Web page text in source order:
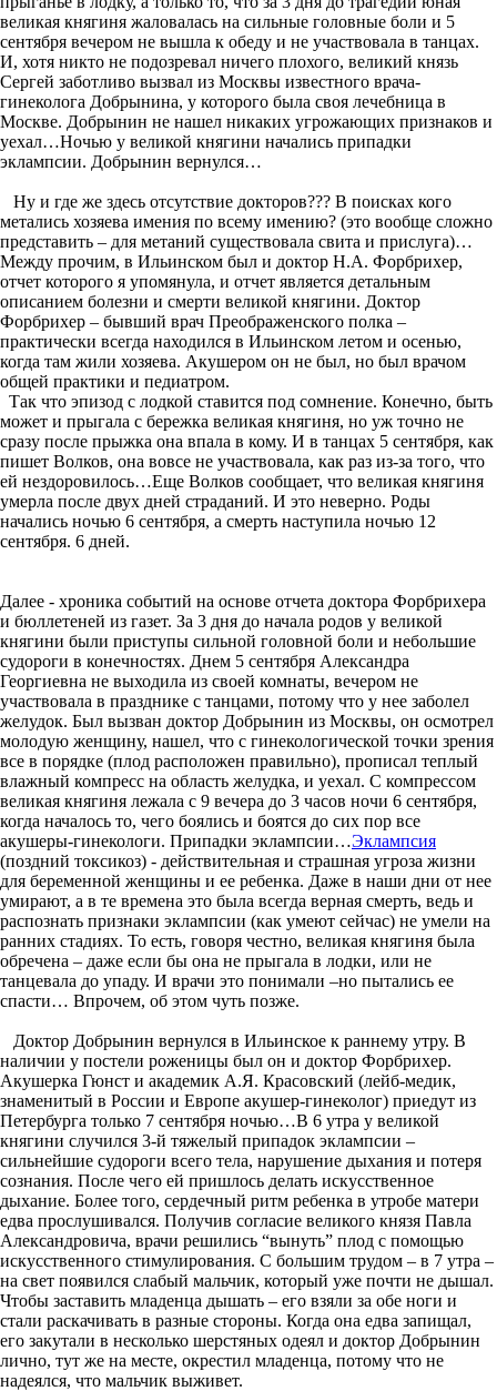
великая княгиня жаловалась на сильные головные боли и 5
сентября вечером не вышла к обеду и не участвовала в танцах.
И, хотя никто не подозревал ничего плохого, великий князь
Сергей заботливо вызвал из Москвы известного врача-
гинеколога Добрынина, у которого была своя лечебница в
Москве. Добрынин не нашел никаких угрожающих признаков и
уехал…Ночью у великой княгини начались припадки
эклампсии. Добрынин вернулся…
Ну и где же здесь отсутствие докторов??? В поисках кого
метались хозяева имения по всему имению? (это вообще сложно
представить – для метаний существовала свита и прислуга)…
Между прочим, в Ильинском был и доктор Н.А. Форбрихер,
отчет которого я упомянула, и отчет является детальным
описанием болезни и смерти великой княгини. Доктор
Форбрихер – бывший врач Преображенского полка –
практически всегда находился в Ильинском летом и осенью,
когда там жили хозяева. Акушером он не был, но был врачом
общей практики и педиатром.
Так что эпизод с лодкой ставится под сомнение. Конечно, быть
может и прыгала с бережка великая княгиня, но уж точно не
сразу после прыжка она впала в кому. И в танцах 5 сентября, как
пишет Волков, она вовсе не участвовала, как раз из-за того, что
ей нездоровилось…Еще Волков сообщает, что великая княгиня
умерла после двух дней страданий. И это неверно. Роды
начались ночью 6 сентября, а смерть наступила ночью 12
сентября. 6 дней.
Далее - хроника событий на основе отчета доктора Форбрихера
и бюллетеней из газет. За 3 дня до начала родов у великой
княгини были приступы сильной головной боли и небольшие
судороги в конечностях. Днем 5 сентября Александра
Георгиевна не выходила из своей комнаты, вечером не
участвовала в празднике с танцами, потому что у нее заболел
желудок. Был вызван доктор Добрынин из Москвы, он осмотрел
молодую женщину, нашел, что с гинекологической точки зрения
все в порядке (плод расположен правильно), прописал теплый
влажный компресс на область желудка, и уехал. С компрессом
великая княгиня лежала с 9 вечера до 3 часов ночи 6 сентября,
когда началось то, чего боялись и боятся до сих пор все
акушеры-гинекологи. Припадки эклампсии…Эклампсия
(поздний токсикоз) - действительная и страшная угроза жизни
для беременной женщины и ее ребенка. Даже в наши дни от нее
умирают, а в те времена это была всегда верная смерть, ведь и
распознать признаки эклампсии (как умеют сейчас) не умели на
ранних стадиях. То есть, говоря честно, великая княгиня была
обречена – даже если бы она не прыгала в лодки, или не
танцевала до упаду. И врачи это понимали –но пытались ее
спасти… Впрочем, об этом чуть позже.
Доктор Добрынин вернулся в Ильинское к раннему утру. В
наличии у постели роженицы был он и доктор Форбрихер.
Акушерка Гюнст и академик А.Я. Красовский (лейб-медик,
знаменитый в России и Европе акушер-гинеколог) приедут из
Петербурга только 7 сентября ночью…В 6 утра у великой
княгини случился 3-й тяжелый припадок эклампсии –
сильнейшие судороги всего тела, нарушение дыхания и потеря
сознания. После чего ей пришлось делать искусственное
дыхание. Более того, сердечный ритм ребенка в утробе матери
едва прослушивался. Получив согласие великого князя Павла
Александровича, врачи решились “вынуть” плод с помощью
искусственного стимулирования. С большим трудом – в 7 утра –
на свет появился слабый мальчик, который уже почти не дышал.
Чтобы заставить младенца дышать – его взяли за обе ноги и
стали раскачивать в разные стороны. Когда она едва запищал,
его закутали в несколько шерстяных одеял и доктор Добрынин
лично, тут же на месте, окрестил младенца, потому что не
надеялся, что мальчик выживет.